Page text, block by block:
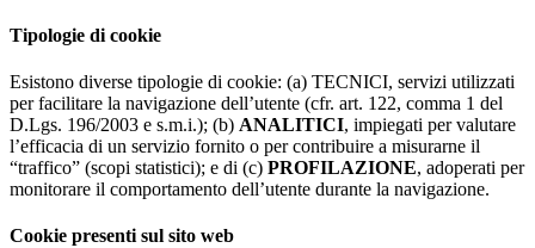
Tipologie di cookie
Esistono diverse tipologie di cookie: (a) TECNICI, servizi utilizzati
per facilitare la navigazione dell’utente (cfr. art. 122, comma 1 del
D.Lgs. 196/2003 e s.m.i.); (b) ANALITICI, impiegati per valutare
l’efficacia di un servizio fornito o per contribuire a misurarne il
“traffico” (scopi statistici); e di (c) PROFILAZIONE, adoperati per
monitorare il comportamento dell’utente durante la navigazione.
Cookie presenti sul sito web